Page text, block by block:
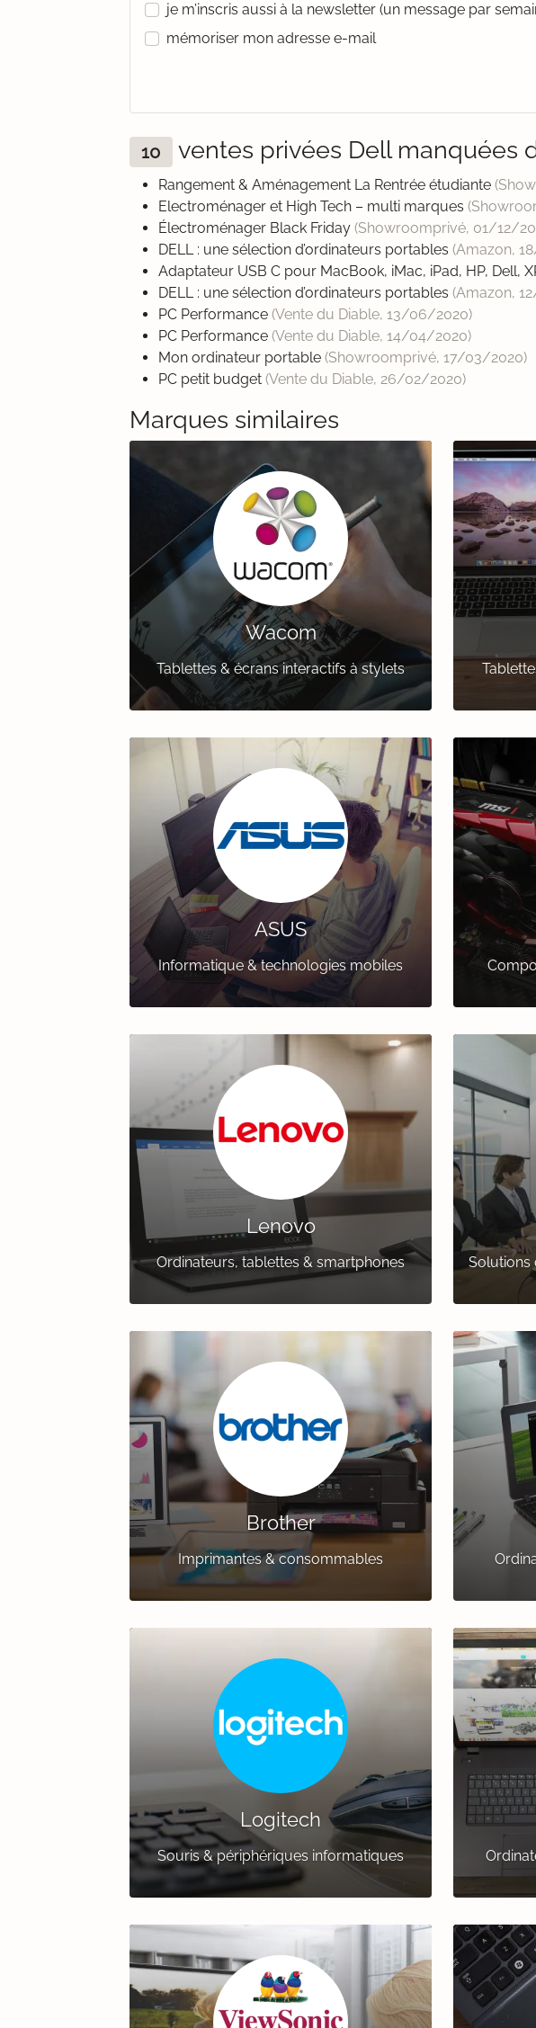
je m’inscris aussi à la newsletter (un message par
mémoriser mon adresse e-mail
10 ventes privées Dell manquées
Rangement & Aménagement La Rentrée étudiante
Electroménager et High Tech – multi marques
Électroménager Black Friday (Showroomprivé, 01/12/
DELL : une sélection d’ordinateurs portables (Amazon,
Adaptateur USB C pour MacBook, iMac, iPad, HP, Dell,
DELL : une sélection d’ordinateurs portables (Amazon,
PC Performance (Vente du Diable, 13/06/2020)
PC Performance (Vente du Diable, 14/04/2020)
Mon ordinateur portable (Showroomprivé, 17/03/2020)
PC petit budget (Vente du Diable, 26/02/2020)
Marques similaires
Wacom
Tablettes & écrans interactifs à stylets
ASUS
Informatique & technologies mobiles
Lenovo
Ordinateurs, tablettes & smartphones Solutions
Brother
Imprimantes & consommables
Logitech
Souris & périphériques informatiques